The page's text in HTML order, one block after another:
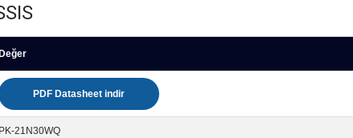
PDF Datasheet indir
PK-21N30WQ